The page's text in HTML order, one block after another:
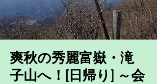
爽秋の秀麗富嶽・滝
子山へ！[日帰り] ～会